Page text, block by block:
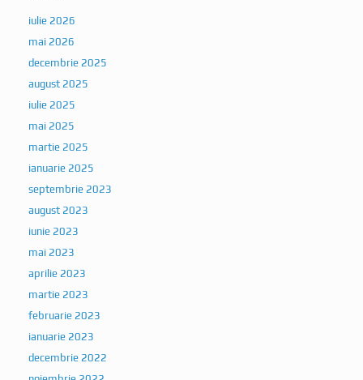
iulie 2026
mai 2026
decembrie 2025
august 2025
iulie 2025
mai 2025
martie 2025
ianuarie 2025
septembrie 2023
august 2023
iunie 2023
mai 2023
aprilie 2023
martie 2023
februarie 2023
ianuarie 2023
decembrie 2022